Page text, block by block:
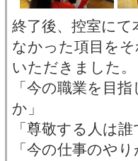
終了後、控室に
なかった項目を
いただきました。
「今の職業を目
か」
「尊敬する人は
「今の仕事のや